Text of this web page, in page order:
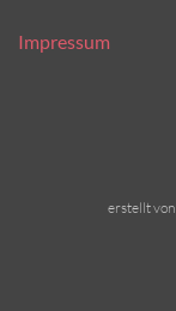
Impressum
erstellt von